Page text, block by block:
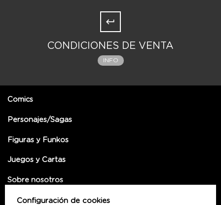
Configuración de cookies
CONDICIONES DE VENTA
INFO
Comics
Personajes/Sagas
Figuras y Funkos
Juegos y Cartas
Sobre nosotros